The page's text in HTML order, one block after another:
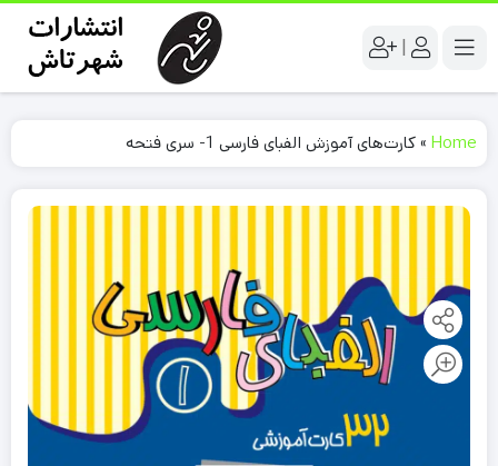
|
Home
»کارت‌های آموزش الفبای فارسی 1- سری فتحه